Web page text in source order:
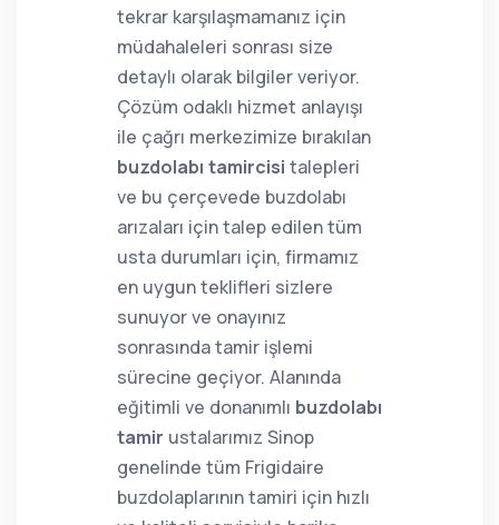
tekrar karşılaşmamanız için
müdahaleleri sonrası size
detaylı olarak bilgiler veriyor.
Çözüm odaklı hizmet anlayışı
ile çağrı merkezimize bırakılan
buzdolabı tamircisi talepleri
ve bu çerçevede buzdolabı
arızaları için talep edilen tüm
usta durumları için, firmamız
en uygun teklifleri sizlere
sunuyor ve onayınız
sonrasında tamir işlemi
sürecine geçiyor. Alanında
eğitimli ve donanımlı buzdolabı
tamir ustalarımız Sinop
genelinde tüm Frigidaire
buzdolaplarının tamiri için hızlı